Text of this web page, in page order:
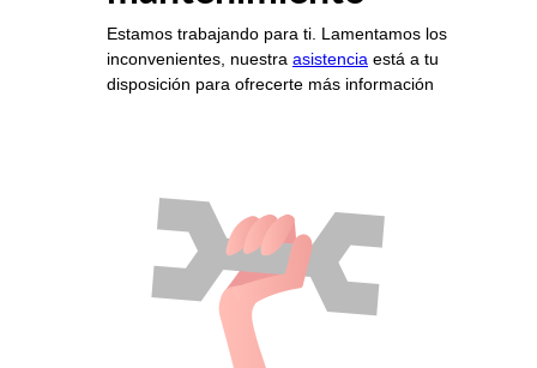
Estamos trabajando para ti. Lamentamos los
inconvenientes, nuestra asistencia está a tu
disposición para ofrecerte más información